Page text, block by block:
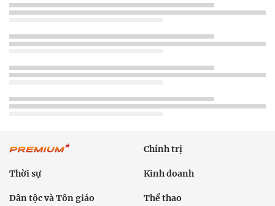
Chính trị
Thời sự Kinh doanh
Dân tộc và Tôn giáo Thể thao